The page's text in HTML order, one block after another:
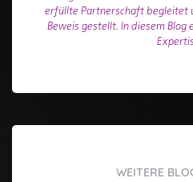
erfüllte Partnerschaft begleitet
Beweis gestellt. In diesem
WEITERE